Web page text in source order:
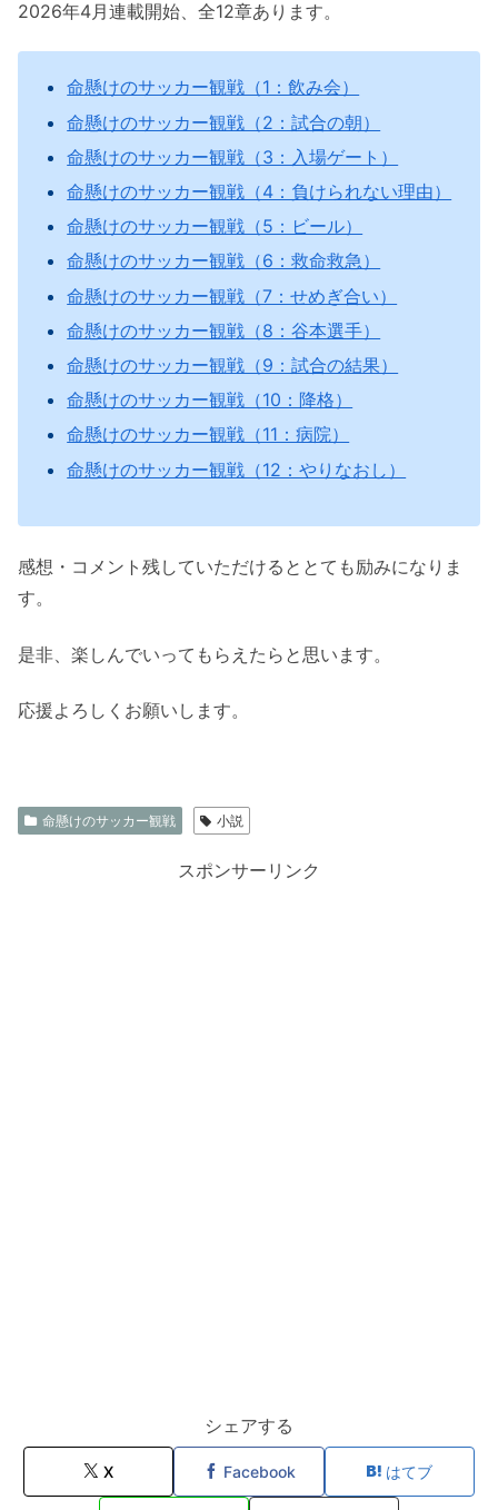
2026年4月連載開始、全12章あります。
命懸けのサッカー観戦（1：飲み会）
命懸けのサッカー観戦（2：試合の朝）
命懸けのサッカー観戦（3：入場ゲート）
命懸けのサッカー観戦（4：負けられない理由）
命懸けのサッカー観戦（5：ビール）
命懸けのサッカー観戦（6：救命救急）
命懸けのサッカー観戦（7：せめぎ合い）
命懸けのサッカー観戦（8：谷本選手）
命懸けのサッカー観戦（9：試合の結果）
命懸けのサッカー観戦（10：降格）
命懸けのサッカー観戦（11：病院）
命懸けのサッカー観戦（12：やりなおし）
感想・コメント残していただけるととても励みになりま
す。
是非、楽しんでいってもらえたらと思います。
応援よろしくお願いします。
命懸けのサッカー観戦 小説
スポンサーリンク
シェアする
X Facebook はてブ